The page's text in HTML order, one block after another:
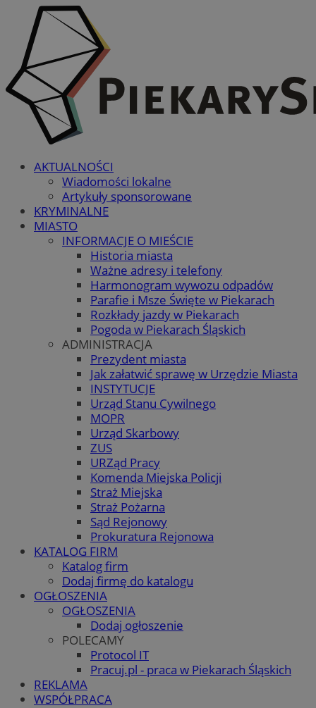
AKTUALNOŚCI
Wiadomości lokalne
Artykuły sponsorowane
KRYMINALNE
MIASTO
INFORMACJE O MIEŚCIE
Historia miasta
Ważne adresy i telefony
Harmonogram wywozu odpadów
Parafie i Msze Święte w Piekarach
Rozkłady jazdy w Piekarach
Pogoda w Piekarach Śląskich
ADMINISTRACJA
Prezydent miasta
Jak załatwić sprawę w Urzędzie Miasta
INSTYTUCJE
Urząd Stanu Cywilnego
MOPR
Urząd Skarbowy
ZUS
URZąd Pracy
Komenda Miejska Policji
Straż Miejska
Straż Pożarna
Sąd Rejonowy
Prokuratura Rejonowa
KATALOG FIRM
Katalog firm
Dodaj firmę do katalogu
OGŁOSZENIA
OGŁOSZENIA
Dodaj ogłoszenie
POLECAMY
Protocol IT
Pracuj.pl - praca w Piekarach Śląskich
REKLAMA
WSPÓŁPRACA